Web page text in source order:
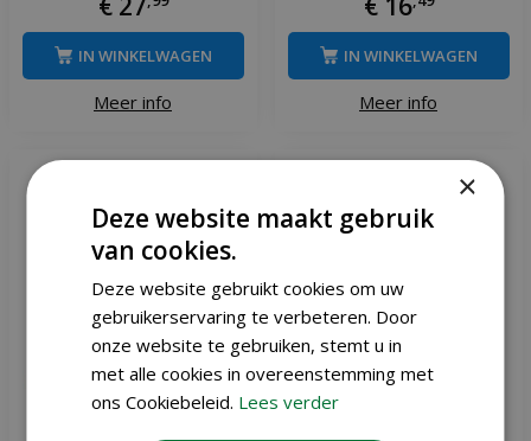
Meer info
IN WINKELWAGEN
Meer info
IN WINKELWAGEN
×
Deze website maakt gebruik
van cookies.
Deze website gebruikt cookies om uw
gebruikerservaring te verbeteren. Door
onze website te gebruiken, stemt u in
met alle cookies in overeenstemming met
ons Cookiebeleid. Lees verder